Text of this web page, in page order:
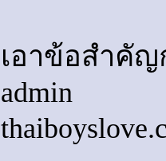
เอาข้อสำคั
admin